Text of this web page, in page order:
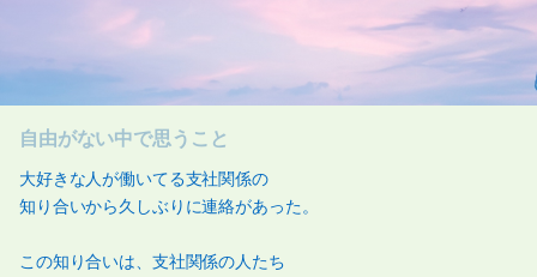
自由がない中で思うこと
大好きな人が働いてる支社関係の
知り合いから久しぶりに連絡があった。
この知り合いは、支社関係の人たち